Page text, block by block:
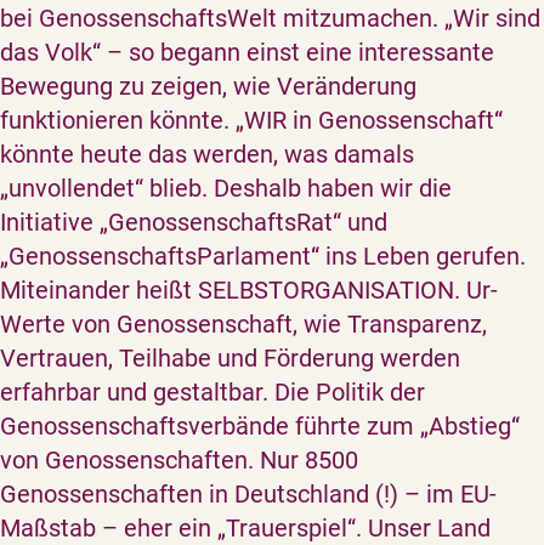
bei GenossenschaftsWelt mitzumachen. „Wir sind
das Volk“ – so begann einst eine interessante
Bewegung zu zeigen, wie Veränderung
funktionieren könnte. „WIR in Genossenschaft“
könnte heute das werden, was damals
„unvollendet“ blieb. Deshalb haben wir die
Initiative „GenossenschaftsRat“ und
„GenossenschaftsParlament“ ins Leben gerufen.
Miteinander heißt SELBSTORGANISATION. Ur-
Werte von Genossenschaft, wie Transparenz,
Vertrauen, Teilhabe und Förderung werden
erfahrbar und gestaltbar. Die Politik der
Genossenschaftsverbände führte zum „Abstieg“
von Genossenschaften. Nur 8500
Genossenschaften in Deutschland (!) – im EU-
Maßstab – eher ein „Trauerspiel“. Unser Land